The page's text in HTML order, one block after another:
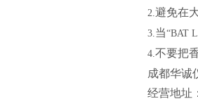
2.避免在
3.当“BAT
4.不要把
成都华诚
经营地址